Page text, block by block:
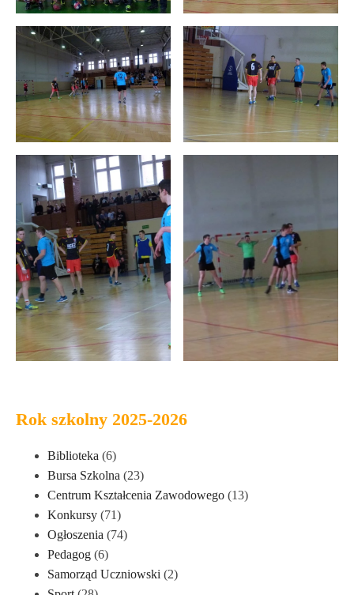
Rok szkolny 2025-2026
Biblioteka (6)
Bursa Szkolna (23)
Centrum Kształcenia Zawodowego (13)
Konkursy (71)
Ogłoszenia (74)
Pedagog (6)
Samorząd Uczniowski (2)